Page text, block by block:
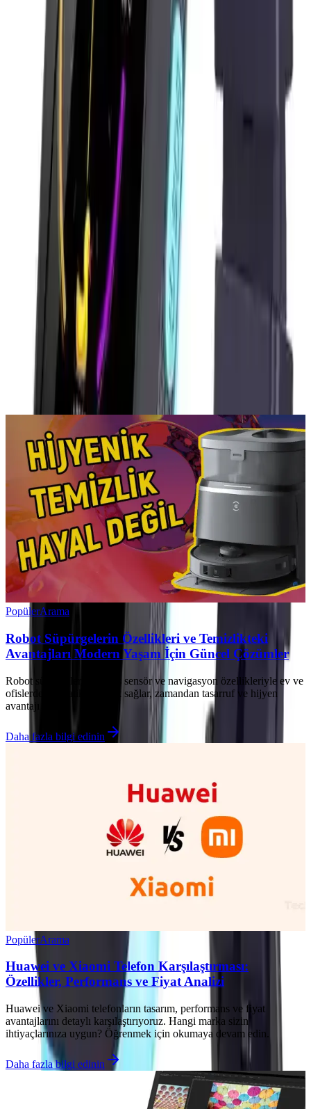
Sonuç: Güvenlik ve Teknolojinin En İyi
Birleşimi
Volnet V7, çocukların güvenliğini sağlamak ve ebeveynlerin içini
rahatlatmak adına tasarlanmış, yüksek teknolojili bir akıllı saat.
Ekran kalitesi, konum takibi, görüntülü görüşme ve ortam dinleme
gibi ileri düzey özellikleriyle, ailelerin ihtiyaçlarına cevap veriyor.
Dayanıklı yapısı ve uzun pil ömrüyle, günlük kullanıma uygun
mükemmel bir seçenek. Çocuklarınızın güvenliği ve iletişimi için bu
saati tercih edebilirsiniz çünkü hem fonksiyonel hem de güvenilir bir
cihazdır.
Elektronik dünyasında bu ürünün yakın alternatifiyle farklarını
karşılaştırma tablosu
üzerinden görebilirsin.
f
Yorumlar:
Yorum
Beğen
Ayın popüler yazıları
PopülerArama
Robot Süpürgelerin Özellikleri ve Temizlikteki
Avantajları Modern Yaşam İçin Güncel Çözümler
Robot süpürgeler, gelişmiş sensör ve navigasyon özellikleriyle ev ve
ofislerde otomatik temizlik sağlar, zamandan tasarruf ve hijyen
avantajı sunar.
Daha fazla bilgi edinin
PopülerArama
Huawei ve Xiaomi Telefon Karşılaştırması:
Özellikler, Performans ve Fiyat Analizi
Huawei ve Xiaomi telefonların tasarım, performans ve fiyat
avantajlarını detaylı karşılaştırıyoruz. Hangi marka sizin
ihtiyaçlarınıza uygun? Öğrenmek için okumaya devam edin.
Daha fazla bilgi edinin